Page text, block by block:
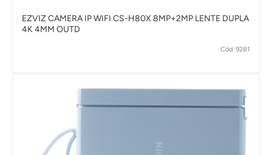
EZVIZ CAMERA IP WIFI CS-H80X 8MP+2MP LENTE DUPLA
4K 4MM OUTD
Cód. 9281